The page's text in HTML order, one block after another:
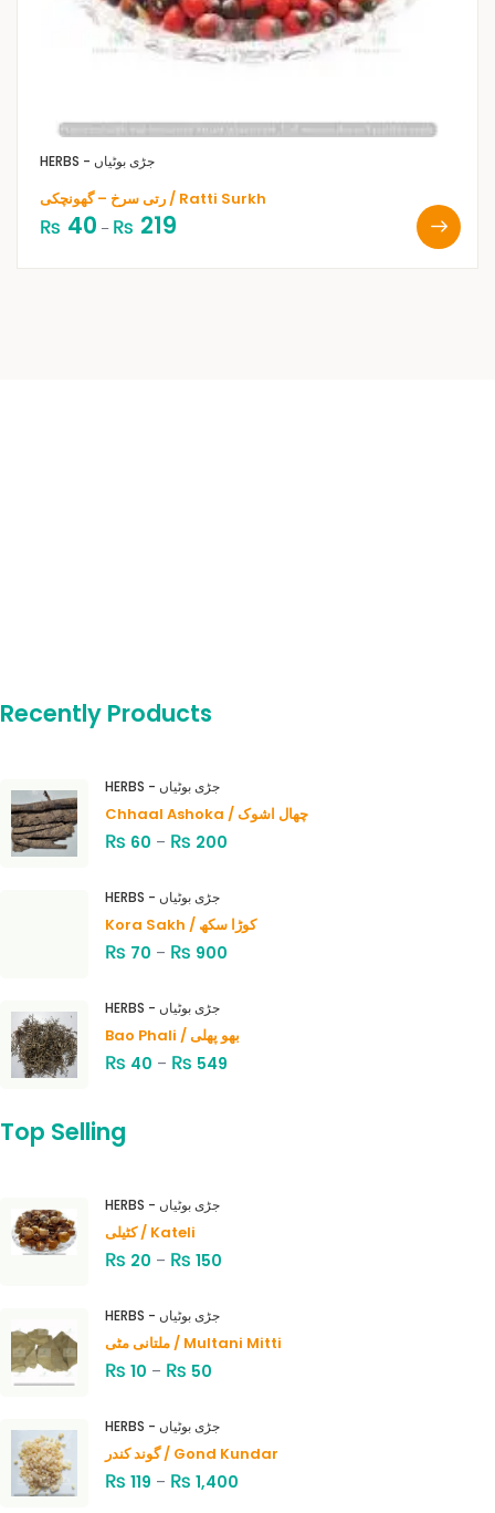
HERBS - جڑی بوٹیاں
رتی سرخ – گھونچکی / Ratti Surkh
₨ 40 – ₨ 219
Recently Products
HERBS - جڑی بوٹیاں
Chhaal Ashoka / چھال اشوک
₨ 60 – ₨ 200
HERBS - جڑی بوٹیاں
Kora Sakh / کوڑا سکھ
₨ 70 – ₨ 900
HERBS - جڑی بوٹیاں
Bao Phali / بھو پھلی
₨ 40 – ₨ 549
Top Selling
HERBS - جڑی بوٹیاں
کٹیلی / Kateli
₨ 20 – ₨ 150
HERBS - جڑی بوٹیاں
ملتانی مٹی / Multani Mitti
₨ 10 – ₨ 50
HERBS - جڑی بوٹیاں
گوند کندر / Gond Kundar
₨ 119 – ₨ 1,400